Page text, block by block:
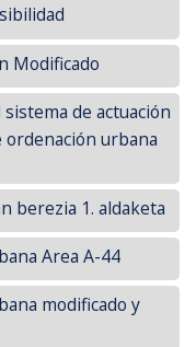
Modificado
de actuación
ordenación urbana
berezia 1. aldaketa
Area A-44
modificado y